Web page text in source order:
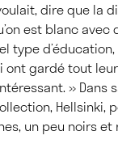
dire que la
est blanc avec
type
ont gardé tout
» Dans
Hellsinki,
un peu noirs et